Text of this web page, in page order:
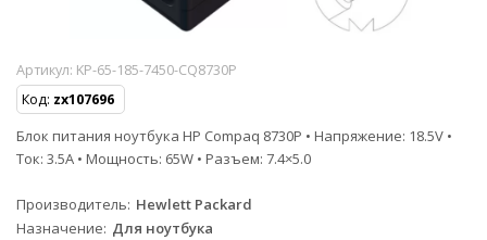
Артикул: KP-65-185-7450-CQ8730P
Код: zx107696
Блок питания ноутбука HP Compaq 8730P • Напряжение: 18.5V •
Ток: 3.5A • Мощность: 65W • Разъем: 7.4×5.0
Производитель Hewlett Packard
Назначение Для ноутбука